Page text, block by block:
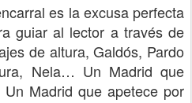
es la excusa perfecta
guiar al lector a través de
de altura, Galdós, Pardo
Nela… Un Madrid que
Un Madrid que apetece por